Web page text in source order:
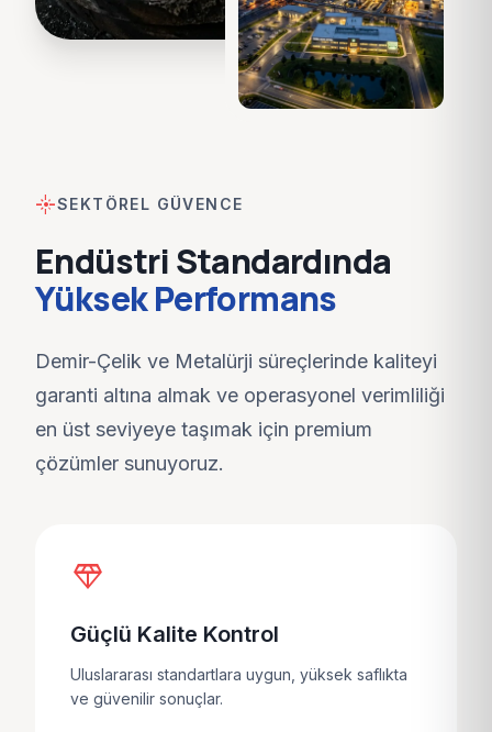
flareSEKTÖREL GÜVENCE
Endüstri Standardında
Yüksek Performans
Demir-Çelik ve Metalürji süreçlerinde kaliteyi
garanti altına almak ve operasyonel verimliliği
en üst seviyeye taşımak için premium
çözümler sunuyoruz.
diamond
Güçlü Kalite Kontrol
Uluslararası standartlara uygun, yüksek saflıkta
ve güvenilir sonuçlar.